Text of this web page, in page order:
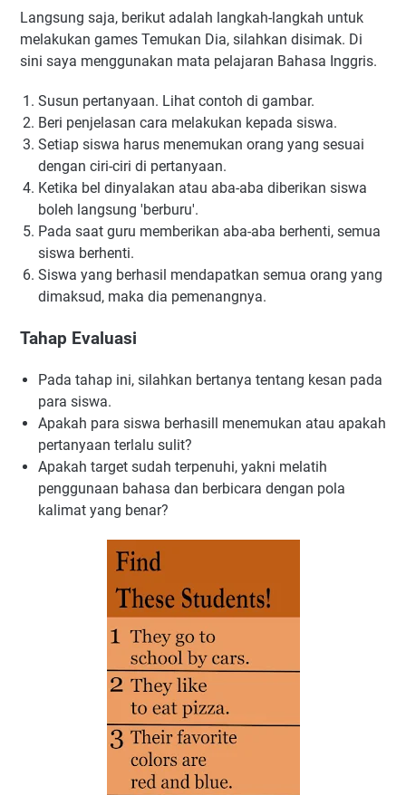
Langsung saja, berikut adalah langkah-langkah untuk
melakukan games Temukan Dia, silahkan disimak. Di
sini saya menggunakan mata pelajaran Bahasa Inggris.
Susun pertanyaan. Lihat contoh di gambar.
Beri penjelasan cara melakukan kepada siswa.
Setiap siswa harus menemukan orang yang sesuai
dengan ciri-ciri di pertanyaan.
Ketika bel dinyalakan atau aba-aba diberikan siswa
boleh langsung 'berburu'.
Pada saat guru memberikan aba-aba berhenti, semua
siswa berhenti.
Siswa yang berhasil mendapatkan semua orang yang
dimaksud, maka dia pemenangnya.
Tahap Evaluasi
Pada tahap ini, silahkan bertanya tentang kesan pada
para siswa.
Apakah para siswa berhasill menemukan atau apakah
pertanyaan terlalu sulit?
Apakah target sudah terpenuhi, yakni melatih
penggunaan bahasa dan berbicara dengan pola
kalimat yang benar?